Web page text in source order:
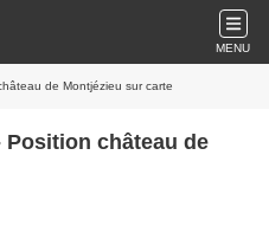
MENU
de Montjézieu sur carte
Position château de